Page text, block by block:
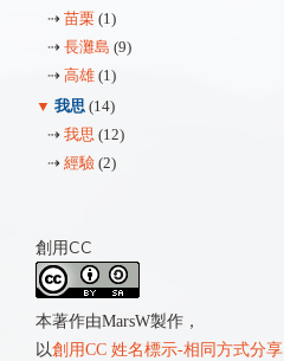
⇢ 苗栗 (1)
⇢ 長灘島 (9)
⇢ 高雄 (1)
▼ 我思 (14)
⇢ 我思 (12)
⇢ 經驗 (2)
創用CC
本著作由MarsW製作，
以創用CC 姓名標示-相同方式分享